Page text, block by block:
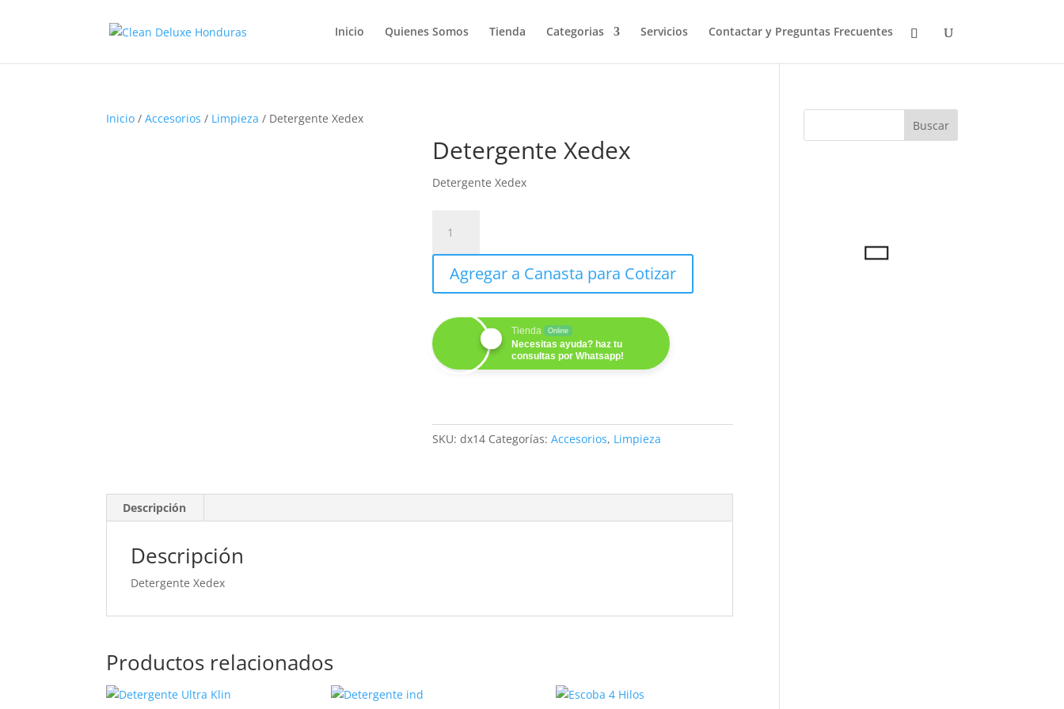
Inicio Quienes Somos Tienda Categorias Servicios Contactar y Preguntas Frecuentes
Inicio /Accesorios / Limpieza / Detergente Xedex
Detergente Xedex
Detergente Xedex
Xedex
cantidad
Agregar a Canasta para Cotizar
Tienda Online
Necesitas ayuda? haz tu
consultas por Whatsapp!
SKU:dx14 Categorías:Accesorios, Limpieza
Descripción
Descripción
Detergente Xedex
Productos relacionados